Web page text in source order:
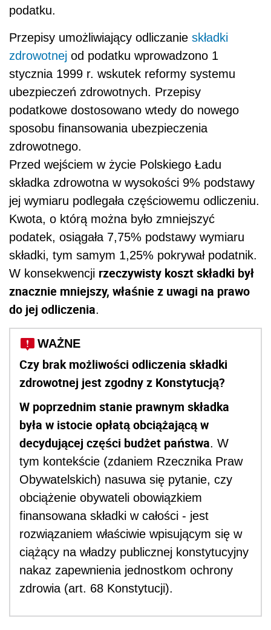
podatku.
Przepisy umożliwiający odliczanie składki
zdrowotnej od podatku wprowadzono 1
stycznia 1999 r. wskutek reformy systemu
ubezpieczeń zdrowotnych. Przepisy
podatkowe dostosowano wtedy do nowego
sposobu finansowania ubezpieczenia
zdrowotnego.
Przed wejściem w życie Polskiego Ładu
składka zdrowotna w wysokości 9% podstawy
jej wymiaru podlegała częściowemu odliczeniu.
Kwota, o którą można było zmniejszyć
podatek, osiągała 7,75% podstawy wymiaru
składki, tym samym 1,25% pokrywał podatnik.
W konsekwencji rzeczywisty koszt składki był
znacznie mniejszy, właśnie z uwagi na prawo
do jej odliczenia.
WAŻNE
Czy brak możliwości odliczenia składki
zdrowotnej jest zgodny z Konstytucją?
W poprzednim stanie prawnym składka
była w istocie opłatą obciążającą w
decydującej części budżet państwa. W
tym kontekście (zdaniem Rzecznika Praw
Obywatelskich) nasuwa się pytanie, czy
obciążenie obywateli obowiązkiem
finansowana składki w całości - jest
rozwiązaniem właściwie wpisującym się w
ciążący na władzy publicznej konstytucyjny
nakaz zapewnienia jednostkom ochrony
zdrowia (art. 68 Konstytucji).